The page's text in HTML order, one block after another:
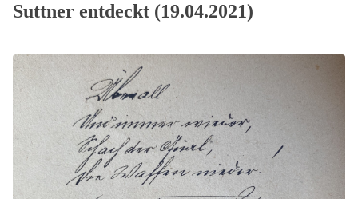
Suttner entdeckt (19.04.2021)